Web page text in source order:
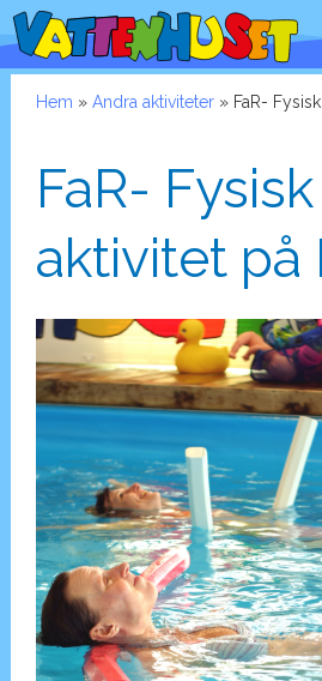
Hem » Andra aktiviteter» FaR-
FaR- Fysisk
aktivitet på